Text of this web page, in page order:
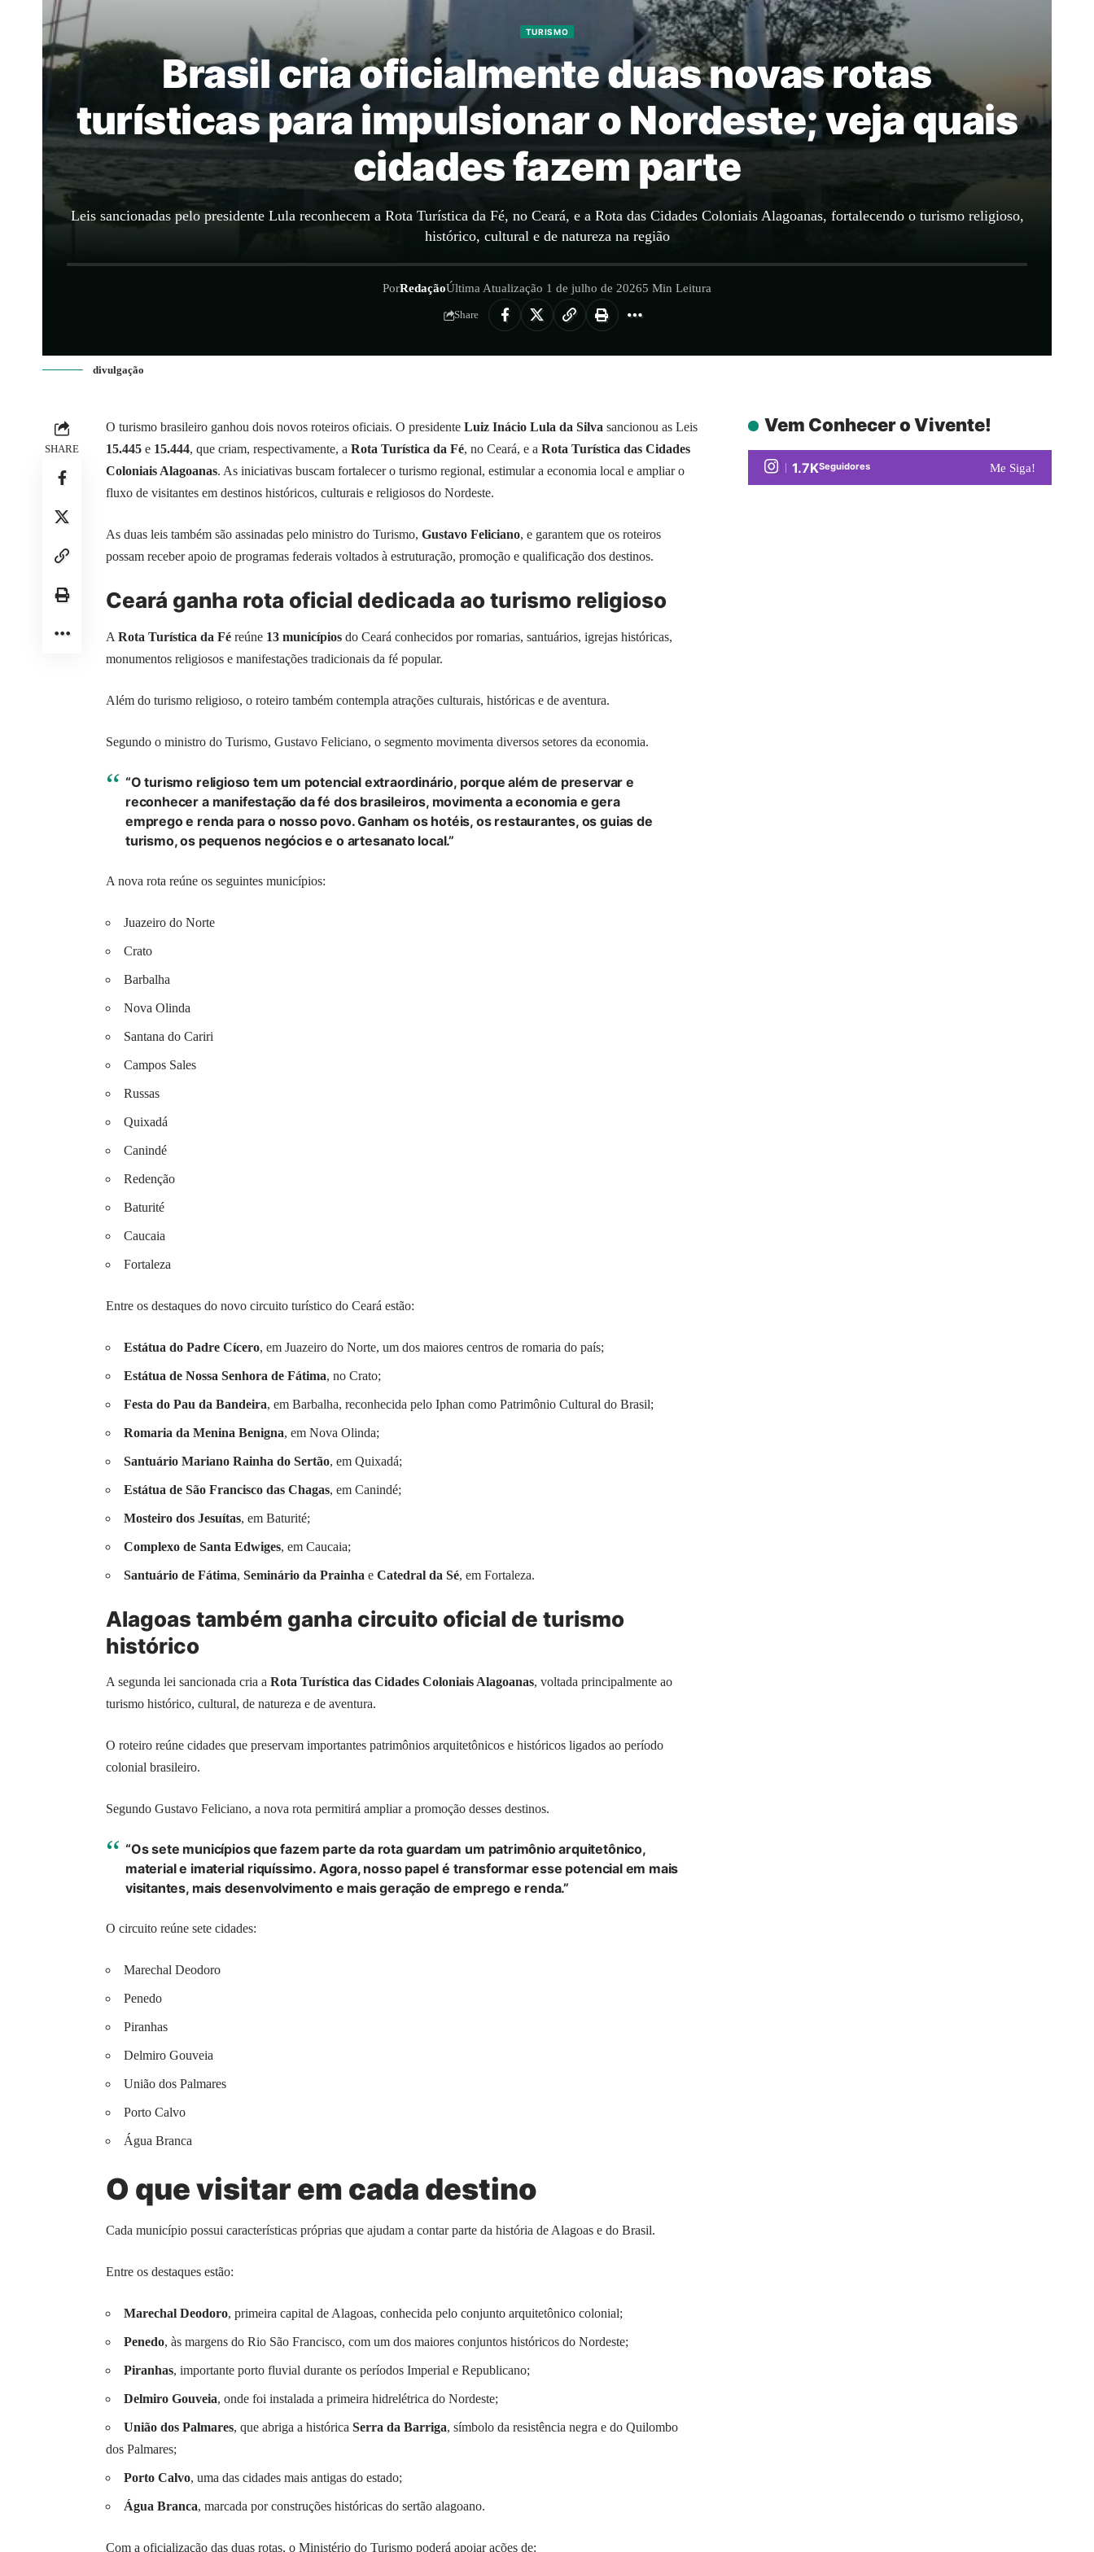
TURISMO
Brasil cria oficialmente duas novas rotas
turísticas para impulsionar o Nordeste; veja quais
cidades fazem parte
Leis sancionadas pelo presidente Lula reconhecem a Rota Turística da Fé, no Ceará, e a Rota das Cidades Coloniais Alagoanas, fortalecendo o turismo religioso,
histórico, cultural e de natureza na região
PorRedaçãoÚltima Atualização 1 de julho de 20265 Min Leitura
Share
divulgação
SHARE
O turismo brasileiro ganhou dois novos roteiros oficiais. O presidente Luiz Inácio Lula da Silva sancionou as Leis
15.445 e 15.444, que criam, respectivamente, a Rota Turística da Fé, no Ceará, e a Rota Turística das Cidades
Coloniais Alagoanas. As iniciativas buscam fortalecer o turismo regional, estimular a economia local e ampliar o
fluxo de visitantes em destinos históricos, culturais e religiosos do Nordeste.
As duas leis também são assinadas pelo ministro do Turismo, Gustavo Feliciano, e garantem que os roteiros
possam receber apoio de programas federais voltados à estruturação, promoção e qualificação dos destinos.
Ceará ganha rota oficial dedicada ao turismo religioso
A Rota Turística da Fé reúne 13 municípios do Ceará conhecidos por romarias, santuários, igrejas históricas,
monumentos religiosos e manifestações tradicionais da fé popular.
Além do turismo religioso, o roteiro também contempla atrações culturais, históricas e de aventura.
Segundo o ministro do Turismo, Gustavo Feliciano, o segmento movimenta diversos setores da economia.
“O turismo religioso tem um potencial extraordinário, porque além de preservar e
reconhecer a manifestação da fé dos brasileiros, movimenta a economia e gera
emprego e renda para o nosso povo. Ganham os hotéis, os restaurantes, os guias de
turismo, os pequenos negócios e o artesanato local.”
A nova rota reúne os seguintes municípios:
Juazeiro do Norte
Crato
Barbalha
Nova Olinda
Santana do Cariri
Campos Sales
Russas
Quixadá
Canindé
Redenção
Baturité
Caucaia
Fortaleza
Entre os destaques do novo circuito turístico do Ceará estão:
Estátua do Padre Cícero, em Juazeiro do Norte, um dos maiores centros de romaria do país;
Estátua de Nossa Senhora de Fátima, no Crato;
Festa do Pau da Bandeira, em Barbalha, reconhecida pelo Iphan como Patrimônio Cultural do Brasil;
Romaria da Menina Benigna, em Nova Olinda;
Santuário Mariano Rainha do Sertão, em Quixadá;
Estátua de São Francisco das Chagas, em Canindé;
Mosteiro dos Jesuítas, em Baturité;
Complexo de Santa Edwiges, em Caucaia;
Santuário de Fátima, Seminário da Prainha e Catedral da Sé, em Fortaleza.
Alagoas também ganha circuito oficial de turismo
histórico
A segunda lei sancionada cria a Rota Turística das Cidades Coloniais Alagoanas, voltada principalmente ao
turismo histórico, cultural, de natureza e de aventura.
O roteiro reúne cidades que preservam importantes patrimônios arquitetônicos e históricos ligados ao período
colonial brasileiro.
Segundo Gustavo Feliciano, a nova rota permitirá ampliar a promoção desses destinos.
“Os sete municípios que fazem parte da rota guardam um patrimônio arquitetônico,
material e imaterial riquíssimo. Agora, nosso papel é transformar esse potencial em mais
visitantes, mais desenvolvimento e mais geração de emprego e renda.”
O circuito reúne sete cidades:
Marechal Deodoro
Penedo
Piranhas
Delmiro Gouveia
União dos Palmares
Porto Calvo
Água Branca
O que visitar em cada destino
Cada município possui características próprias que ajudam a contar parte da história de Alagoas e do Brasil.
Entre os destaques estão:
Marechal Deodoro, primeira capital de Alagoas, conhecida pelo conjunto arquitetônico colonial;
Penedo, às margens do Rio São Francisco, com um dos maiores conjuntos históricos do Nordeste;
Piranhas, importante porto fluvial durante os períodos Imperial e Republicano;
Delmiro Gouveia, onde foi instalada a primeira hidrelétrica do Nordeste;
União dos Palmares, que abriga a histórica Serra da Barriga, símbolo da resistência negra e do Quilombo
dos Palmares;
Porto Calvo, uma das cidades mais antigas do estado;
Água Branca, marcada por construções históricas do sertão alagoano.
Com a oficialização das duas rotas, o Ministério do Turismo poderá apoiar ações de:
Vem Conhecer o Vivente!
1.7KSeguidores Me Siga!